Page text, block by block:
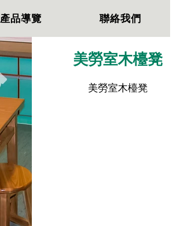
產品導覽 聯絡我們
美勞室木檯凳
美勞室木檯凳